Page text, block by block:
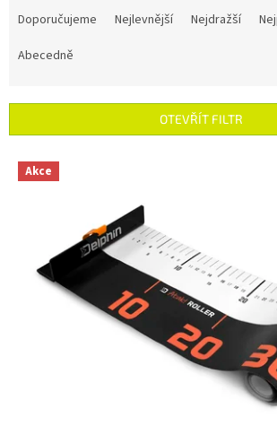
r
Doporučujeme Nejlevnější Nejdražší
Abecedně
OTEVŘÍT FILTR
V Akce